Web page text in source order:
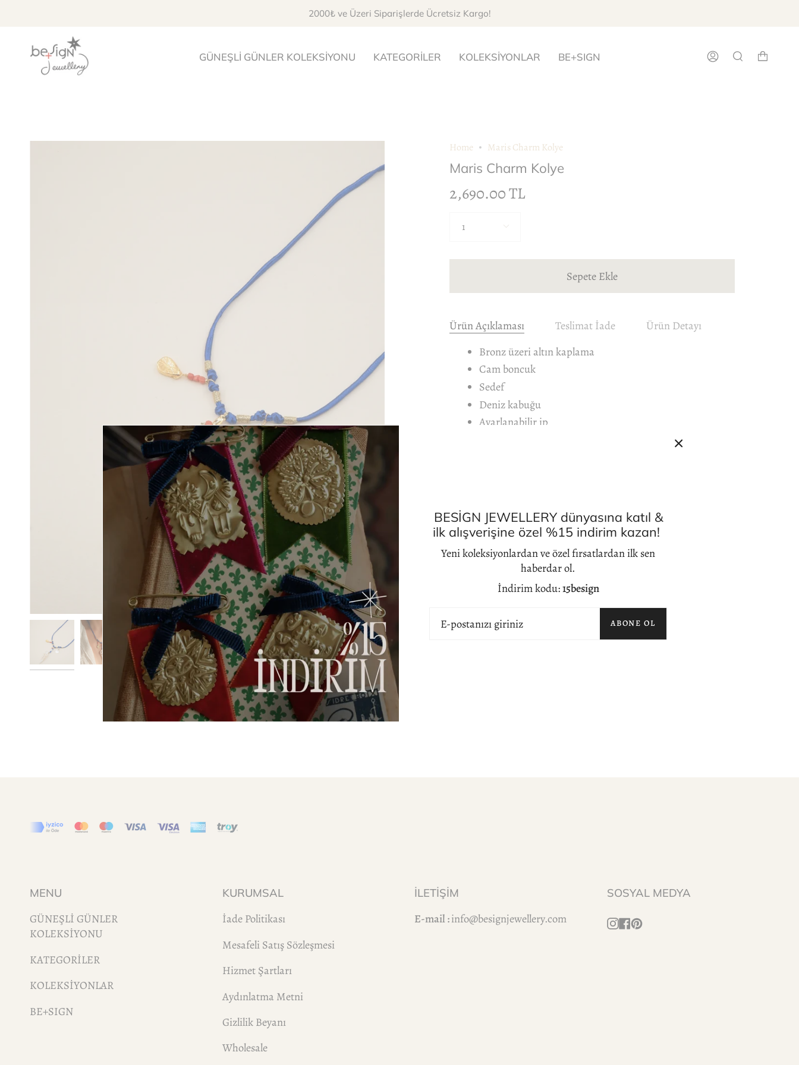
2000₺ ve Üzeri Siparişlerde Ücretsiz Kargo!
GÜNEŞLİ GÜNLER KOLEKSİYONU KATEGORİLER KOLEKSİYONLAR BE+SIGN HesapArama
Home Maris Charm Kolye
Maris Charm Kolye
2,690.00 TL
1
Sepete Ekle
Ürün Açıklaması Teslimat İade
Ürün Detayı
Bronz üzeri altın kaplama
Cam boncuk
Sedef
Deniz kabuğu
Ayarlanabilir ip
MENU
GÜNEŞLİ GÜNLER
KOLEKSİYONU
KATEGORİLER
KOLEKSİYONLAR
BE+SIGN
KURUMSAL
İade Politikası
Mesafeli Satış Sözleşmesi
Hizmet Şartları
Aydınlatma Metni
Gizlilik Beyanı
Wholesale
İLETİŞİM
E-mail :info@besignjewellery.com
SOSYAL MEDYA
Instagram
Facebook
Pinterest
BESİGN JEWELLERY dünyasına katıl &
ilk alışverişine özel %15 indirim kazan!
Yeni koleksiyonlardan ve özel fırsatlardan ilk sen
haberdar ol.
İndirim kodu:15besign
ABONE OL